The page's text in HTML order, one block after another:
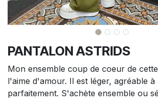
PANTALON ASTRIDS
Mon ensemble coup de coeur de
l'aime d'amour. Il est léger, agréable
parfaitement. S'achète ensemble ou